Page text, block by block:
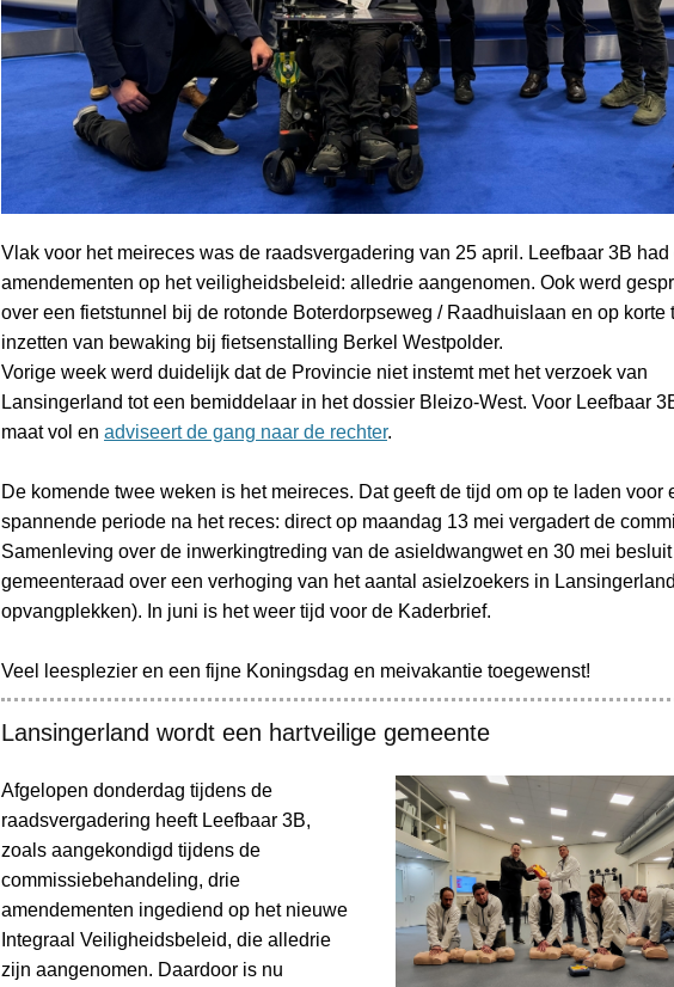
Vlak voor het meireces was de raadsvergadering van 25 april. Leefbaar 3B had
amendementen op het veiligheidsbeleid: alledrie aangenomen. Ook werd
over een fietstunnel bij de rotonde Boterdorpseweg / Raadhuislaan en op korte
inzetten van bewaking bij fietsenstalling Berkel Westpolder.
Vorige week werd duidelijk dat de Provincie niet instemt met het verzoek van
Lansingerland tot een bemiddelaar in het dossier Bleizo-West. Voor Leefbaar
maat vol en adviseert de gang naar de rechter.
De komende twee weken is het meireces. Dat geeft de tijd om op te laden voor
spannende periode na het reces: direct op maandag 13 mei vergadert de
Samenleving over de inwerkingtreding van de asieldwangwet en 30 mei
gemeenteraad over een verhoging van het aantal asielzoekers in
opvangplekken). In juni is het weer tijd voor de Kaderbrief.
Veel leesplezier en een fijne Koningsdag en meivakantie toegewenst!
Lansingerland wordt een hartveilige gemeente
Afgelopen donderdag tijdens de
raadsvergadering heeft Leefbaar 3B,
zoals aangekondigd tijdens de
commissiebehandeling, drie
amendementen ingediend op het nieuwe
Integraal Veiligheidsbeleid, die alledrie
zijn aangenomen. Daardoor is nu